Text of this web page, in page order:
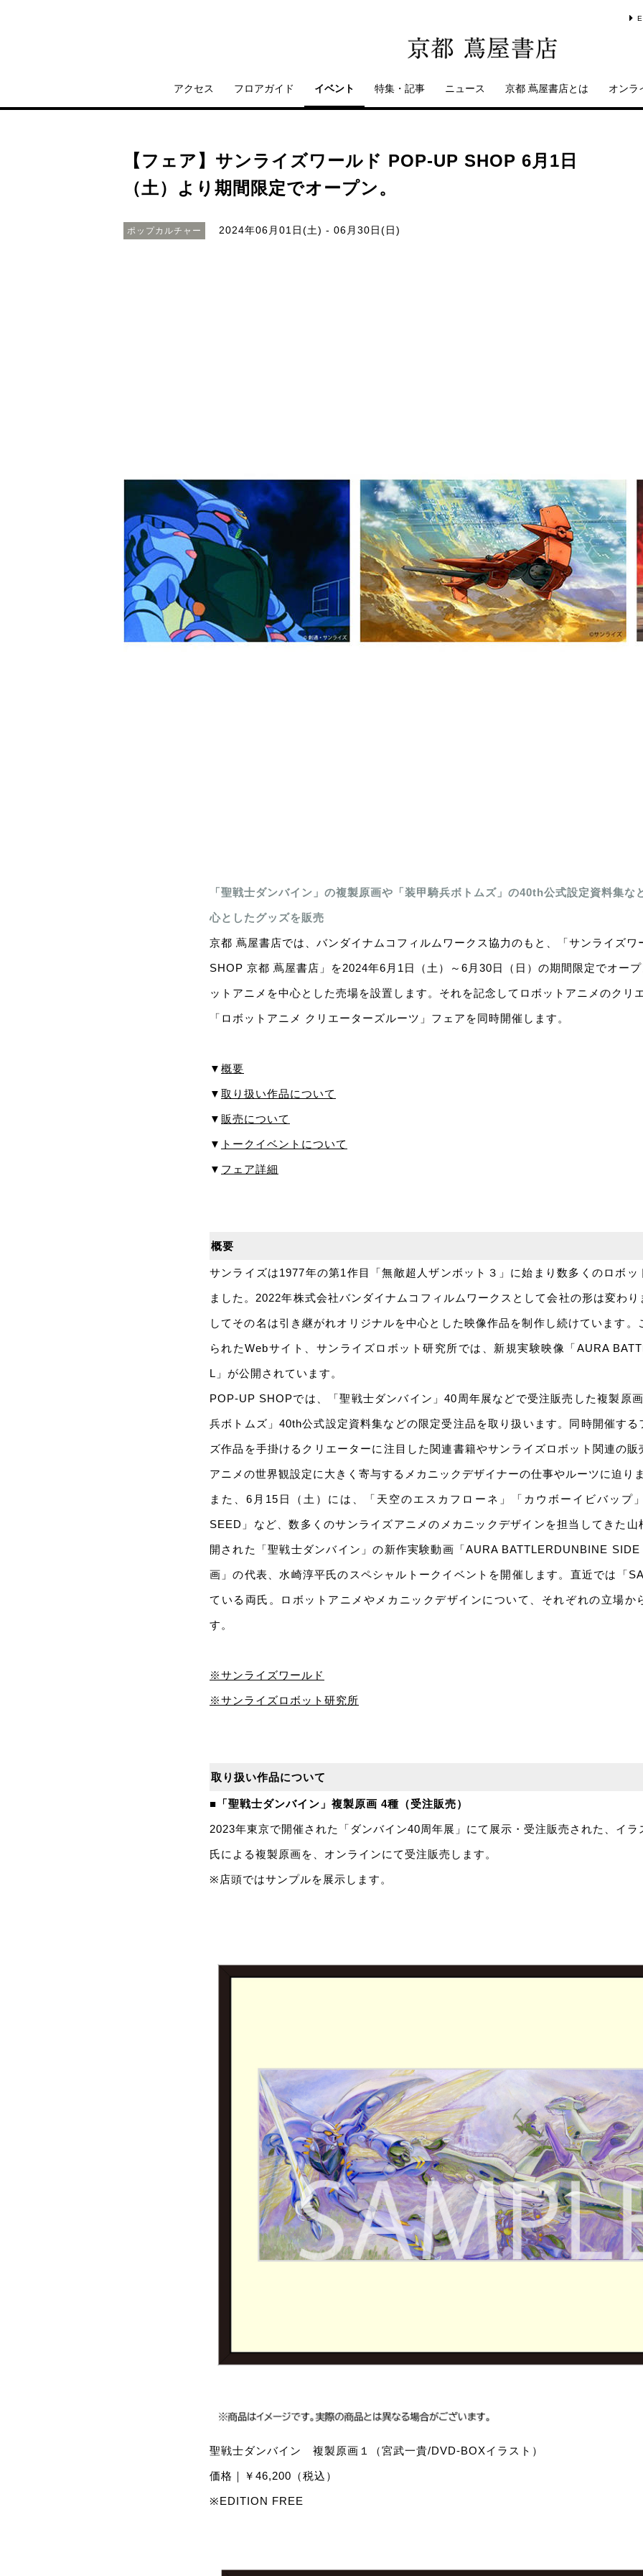
アクセス フロアガイド イベント 特集・記事 ニュース 京都 蔦屋書店とは オンラ
【フェア】サンライズワールド POP-UP SHOP 6月1日
（土）より期間限定でオープン。
ポップカルチャー 2024年06月01日(土) - 06月30日(日)
「聖戦士ダンバイン」の複製原画や「装甲騎兵ボトムズ」の40th公式設定資料集な
心としたグッズを販売
京都 蔦屋書店では、バンダイナムコフィルムワークス協力のもと、「サンライズワ
SHOP 京都 蔦屋書店」を2024年6月1日（土）～6月30日（日）の期間限定でオー
ットアニメを中心とした売場を設置します。それを記念してロボットアニメのクリ
「ロボットアニメ クリエーターズルーツ」フェアを同時開催します。
▼ 概要
▼ 取り扱い作品について
▼ 販売について
▼ トークイベントについて
▼ フェア詳細
概要
サンライズは1977年の第1作目「無敵超人ザンボット３」に始まり数多くのロボッ
ました。2022年株式会社バンダイナムコフィルムワークスとして会社の形は変わり
してその名は引き継がれオリジナルを中心とした映像作品を制作し続けています。
られたWebサイト、サンライズロボット研究所では、新規実験映像「AURA
L」が公開されています。
POP-UP SHOPでは、「聖戦士ダンバイン」40周年展などで受注販売した複製原
兵ボトムズ」40th公式設定資料集などの限定受注品を取り扱います。同時開催する
ズ作品を手掛けるクリエーターに注目した関連書籍やサンライズロボット関連の販
アニメの世界観設定に大きく寄与するメカニックデザイナーの仕事やルーツに迫りま
また、6月15日（土）には、「天空のエスカフローネ」「カウボーイビバップ
SEED」など、数多くのサンライズアニメのメカニックデザインを担当してきた山
開された「聖戦士ダンバイン」の新作実験動画「AURA BATTLERDUNBINE
画」の代表、水崎淳平氏のスペシャルトークイベントを開催します。直近では「
ている両氏。ロボットアニメやメカニックデザインについて、それぞれの立場か
す。
※サンライズワールド
※サンライズロボット研究所
取り扱い作品について
■「聖戦士ダンバイン」複製原画 4種（受注販売）
2023年東京で開催された「ダンバイン40周年展」にて展示・受注販売された、イラ
氏による複製原画を、オンラインにて受注販売します。
※店頭ではサンプルを展示します。
聖戦士ダンバイン 複製原画１（宮武一貴/DVD-BOXイラスト）
価格｜￥46,200（税込）
※EDITION FREE